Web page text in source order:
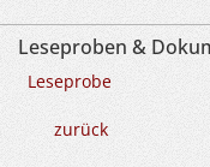
Leseproben &
Leseprobe
zurück